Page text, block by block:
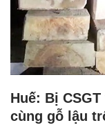
Huế: Bị
cùng gỗ lậu